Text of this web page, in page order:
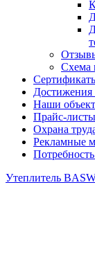
Схема
Наши
Прайс-листы
Охрана
Рекламные
Утеплитель